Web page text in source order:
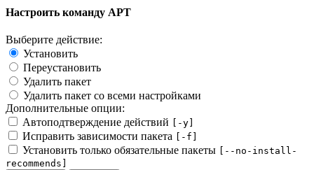
Настроить команду APT
Выберите действие:
Установить
Переустановить
Удалить пакет
Удалить пакет со всеми настройками
Дополнительные опции:
Автоподтверждение действий
[-y]
Исправить зависимости пакета [-f]
Установить только обязательные пакеты
[--no-install-
recommends]